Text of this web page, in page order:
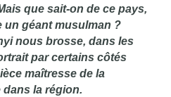
que sait-on de ce pays,
un géant musulman ?
nous brosse, dans les
par certains côtés
maîtresse de la
la région.